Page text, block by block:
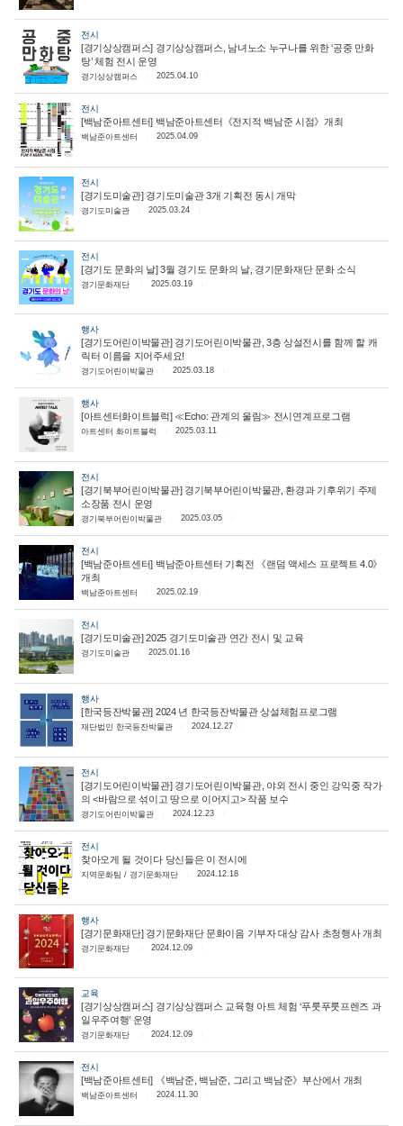
전시
[경기상상캠퍼스] 경기상상캠퍼스, 남녀노소 누구나를 위한 ‘공중 만화
탕’ 체험 전시 운영
경기상상캠퍼스 2025.04.10
전시
[백남준아트센터] 백남준아트센터《전지적 백남준 시점》개최
백남준아트센터 2025.04.09
전시
[경기도미술관] 경기도미술관 3개 기획전 동시 개막
경기도미술관 2025.03.24
전시
[경기도 문화의 날] 3월 경기도 문화의 날, 경기문화재단 문화 소식
경기문화재단 2025.03.19
행사
[경기도어린이박물관] 경기도어린이박물관, 3층 상설전시를 함께 할 캐
릭터 이름을 지어주세요!
경기도어린이박물관 2025.03.18
행사
[아트센터화이트블럭] ≪Echo: 관계의 울림≫ 전시연계프로그램
아트센터 화이트블럭 2025.03.11
전시
[경기북부어린이박물관] 경기북부어린이박물관, 환경과 기후위기 주제
소장품 전시 운영
경기북부어린이박물관 2025.03.05
전시
[백남준아트센터] 백남준아트센터 기획전 《랜덤 액세스 프로젝트 4.0》
개최
백남준아트센터 2025.02.19
전시
[경기도미술관] 2025 경기도미술관 연간 전시 및 교육
경기도미술관 2025.01.16
행사
[한국등잔박물관] 2024 년 한국등잔박물관 상설체험프로그램
재단법인 한국등잔박물관 2024.12.27
전시
[경기도어린이박물관] 경기도어린이박물관, 야외 전시 중인 강익중 작가
의 <바람으로 섞이고 땅으로 이어지고> 작품 보수
경기도어린이박물관 2024.12.23
전시
찾아오게 될 것이다 당신들은 이 전시에
지역문화팀 / 경기문화재단 2024.12.18
행사
[경기문화재단] 경기문화재단 문화이음 기부자 대상 감사 초청행사 개최
경기문화재단 2024.12.09
교육
[경기상상캠퍼스] 경기상상캠퍼스 교육형 아트 체험 ‘푸룻푸룻프렌즈 과
일우주여행’ 운영
경기문화재단 2024.12.09
전시
[백남준아트센터] 《백남준, 백남준, 그리고 백남준》부산에서 개최
백남준아트센터 2024.11.30